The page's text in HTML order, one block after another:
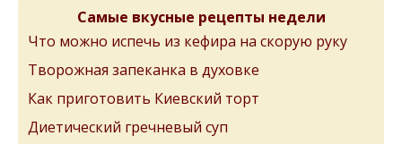
Самые вкусные рецепты недели
Что можно испечь из кефира на скорую руку
Творожная запеканка в духовке
Как приготовить Киевский торт
Диетический гречневый суп